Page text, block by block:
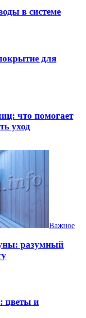
в системе
для
что помогает
уход
Важное
разумный
цветы и